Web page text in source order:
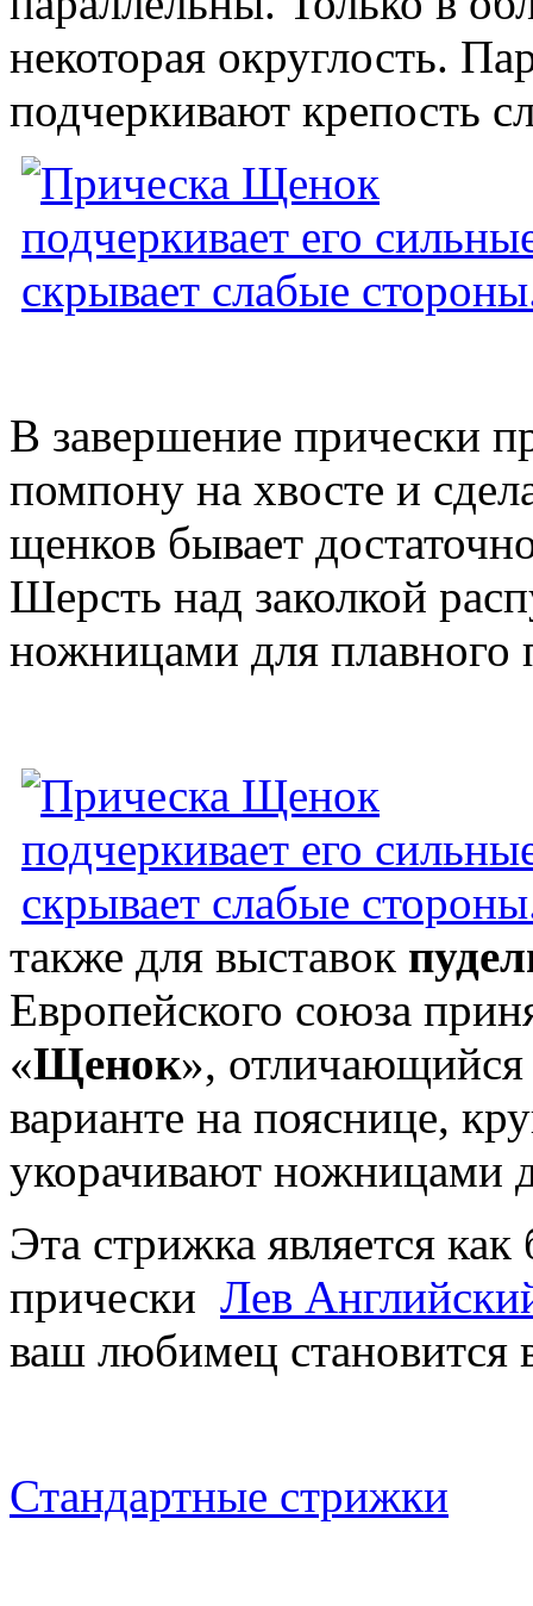
некоторая округлость.
подчеркивают крепость
В завершение прически
помпону на хвосте и
щенков бывает
Шерсть над заколкой
ножницами для плавного
также для выставок
Европейского союза
«Щенок», отличающийся
варианте на пояснице,
укорачивают ножницами
Эта стрижка является
прически Лев
ваш любимец становится
Стандартные стрижки